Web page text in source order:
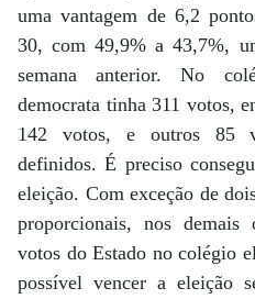
uma vantagem de 6,2
30, com 49,9% a 43,7%,
semana anterior. No
democrata tinha 311 votos,
142 votos, e outros 85
definidos. É preciso
eleição. Com exceção de
proporcionais, nos
votos do Estado no colégio
possível vencer a eleição